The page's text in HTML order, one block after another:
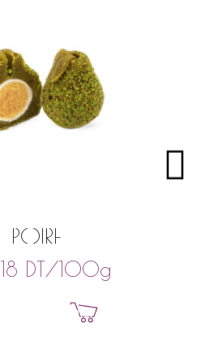
POIRE
18 DT/100g
Ajouter au panier